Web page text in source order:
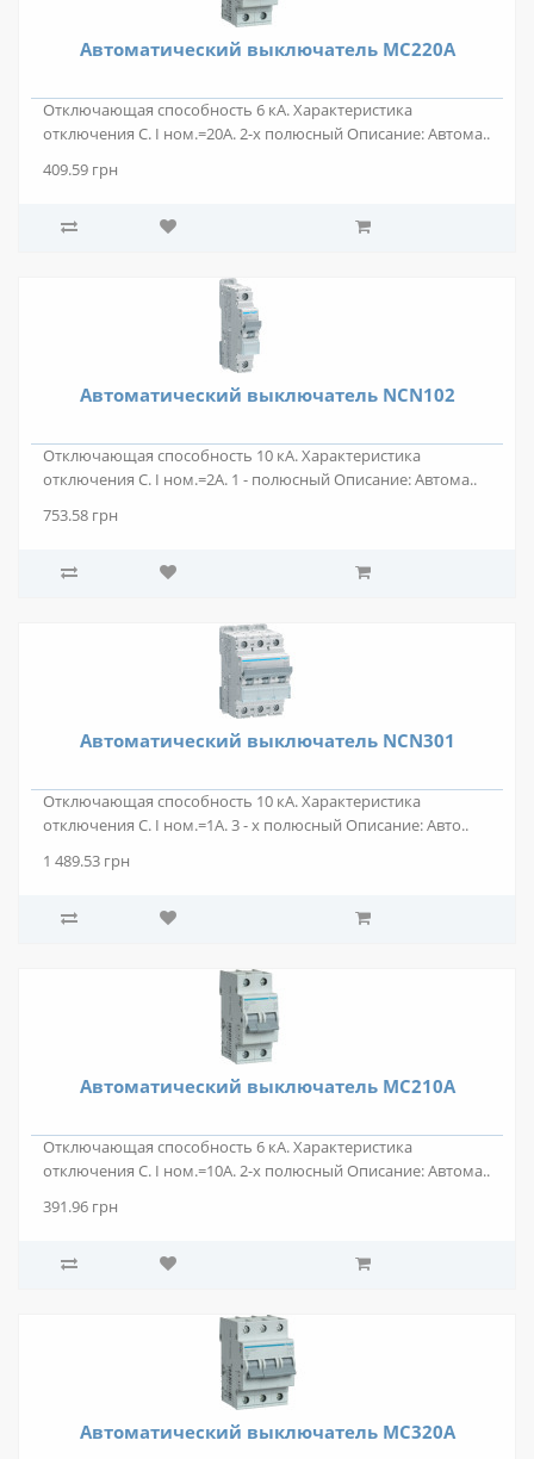
Автоматический выключатель MС220A
Отключающая способность 6 кА. Характеристика
отключения С. I ном.=20А. 2-х полюсный Описание: Автома..
409.59 грн
Автоматический выключатель NCN102
Отключающая способность 10 кА. Характеристика
отключения C. I ном.=2А. 1 - полюсный Описание: Автома..
753.58 грн
Автоматический выключатель NCN301
Отключающая способность 10 кА. Характеристика
отключения C. I ном.=1А. 3 - х полюсный Описание: Авто..
1 489.53 грн
Автоматический выключатель MС210A
Отключающая способность 6 кА. Характеристика
отключения С. I ном.=10А. 2-х полюсный Описание: Автома..
391.96 грн
Автоматический выключатель MС320A